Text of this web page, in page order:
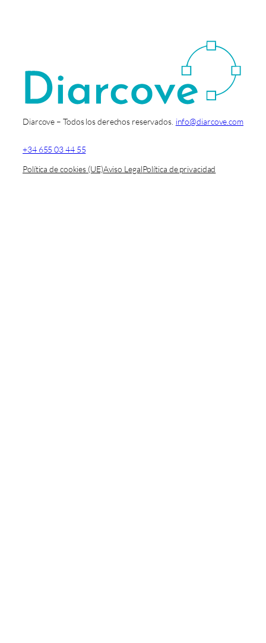
Diarcove – Todos los derechos reservados. info@diarcove.com
+34 655 03 44 55
Política de cookies (UE)Aviso LegalPolítica de privacidad